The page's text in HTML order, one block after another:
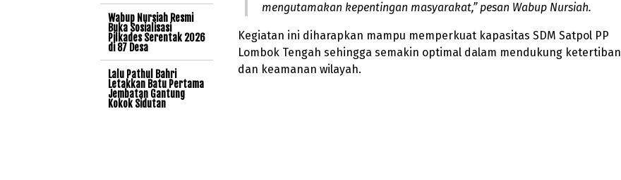
mengutamakan kepentingan masyarakat,” pesan Wabup Nursiah.
Kegiatan ini diharapkan mampu memperkuat kapasitas SDM Satpol PP
Lombok Tengah sehingga semakin optimal dalam mendukung ketertiban
dan keamanan wilayah.
Wabup Nursiah Resmi
Buka Sosialisasi
Pilkades Serentak 2026
di 87 Desa
Lalu Pathul Bahri
Letakkan Batu Pertama
Jembatan Gantung
Kokok Sidutan